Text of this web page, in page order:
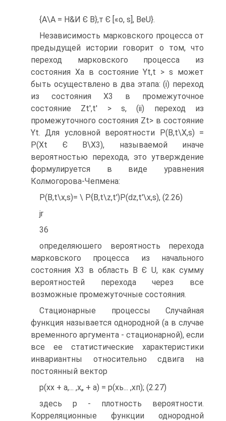
{А\А = Н&И Є В},т Є [«о, s], BeU}.
Независимость марковского процесса от
предыдущей истории говорит о том, что
переход марковского процесса из
состояния Ха в состояние Yt,t > s может
быть осуществлено в два этапа: (і) переход
из состояния Х3 в промежуточное
состояние Zt',t' > s, (ii) переход из
промежуточного состояния Zt> в состояние
Yt. Для условной вероятности P(B,t\X,s) =
P(Xt Є В\Х3), называемой иначе
вероятностью перехода, это утверждение
формулируется в виде уравнения
Колмогорова-Чепмена:
P(B,t\x,s)= \ P{B,t\z,t')P(dz,t'\x,s), (2.26)
jr
36
определяюшего вероятность перехода
марковского процесса из начального
состояния Х3 в область В Є U, как сумму
вероятностей перехода через все
возможные промежуточные состояния.
Стационарные процессы Случайная
функция называется однородной (а в случае
временного аргумента - стационарной), если
все ее статистические характеристики
инвариантны относительно сдвига на
постоянный вектор
р(хх + а,... ,х„ + а) = р(хь... ,хп); (2.27)
здесь р - плотность вероятности.
Корреляционные функции однородной